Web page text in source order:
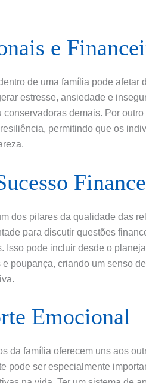
e
de uma família pode afetar
estresse, ansiedade e
demais. Por
permitindo que os
dos pilares da qualidade das
para discutir questões
Isso pode incluir desde o
poupança, criando um senso
Emocional
da família oferecem uns aos
pode ser especialmente